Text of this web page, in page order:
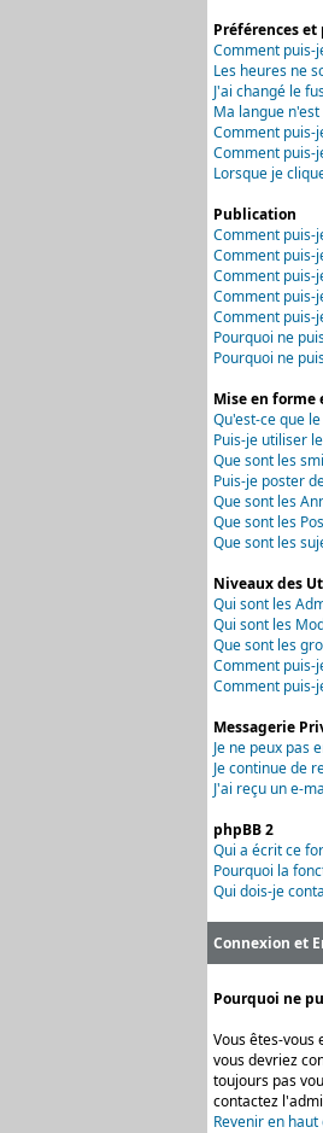
Préférences
Comment puis-
Les heures ne
J'ai changé le
Ma langue
Comment puis-
Comment puis-
Lorsque je
Publication
Comment puis-
Comment puis-
Comment puis-
Comment puis-
Comment puis-
Pourquoi ne
Pourquoi ne
Mise en forme
Qu'est-ce que le
Puis-je utiliser
Que sont les
Puis-je poster
Que sont les
Que sont les
Que sont les
Niveaux des
Qui sont les
Qui sont les
Que sont les
Comment puis-
Comment puis-
Messagerie
Je ne peux pas
Je continue de
J'ai reçu un e-
phpBB 2
Qui a écrit ce
Pourquoi la
Qui dois-je
Connexion et
Pourquoi ne
Vous êtes-vous
vous devriez
toujours pas
contactez
Revenir en haut